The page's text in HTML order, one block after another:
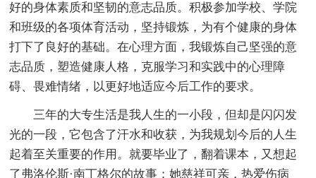
好的身体素质和坚韧的意志品质。积极参加学校、学院
和班级的各项体育活动，坚持锻炼，为有个健康的身体
打下了良好的基础。在心理方面，我锻炼自己坚强的意
志品质，塑造健康人格，克服学习和实践中的心理障
碍、畏难情绪，以更好地适应今后工作的要求。
三年的大专生活是我人生的一小段，但却是闪闪发
光的一段，它包含了汗水和收获，为我规划今后的人生
起着至关重要的作用。就要毕业了，翻着课本，又想起
了弗洛伦斯·南丁格尔的故事：她慈祥可亲，热爱伤病